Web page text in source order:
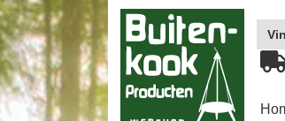
Zoek
naar: